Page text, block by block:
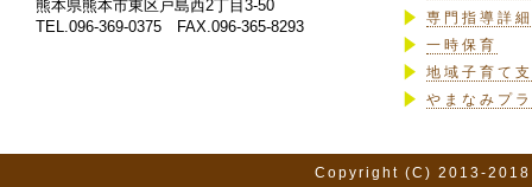
熊本県熊本市東区戸島西2丁目3-50
TEL.096-369-0375 FAX.096-365-8293
専門指導詳細
一時保育
地域子育て
やまなみプ
Copyright (C) 2013-